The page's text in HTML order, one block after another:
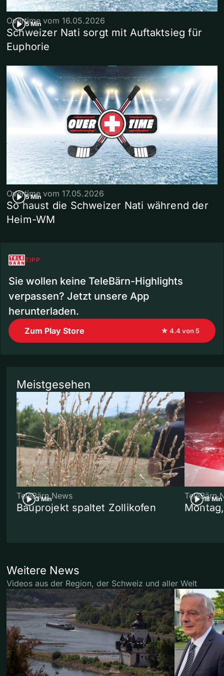
5 Min
Overtime vom 16.05.2026
Schweizer Nati sorgt mit Auftaktsieg für
Euphorie
5 Min
Overtime vom 17.05.2026
So haust die Schweizer Nati während der
Heim-WM
TIPP
Sie wollen keine TeleBärn-Highlights
verpassen? Jetzt unsere App
herunterladen.
Zum Play Store ★ 4.4 von 5
Meistgesehen
3 Min
TeleBärn News
Bauprojekt spaltet Zollikofen
18 Min
TeleBärn
Weitere News
Videos aus der Region, der Schweiz und aller Welt